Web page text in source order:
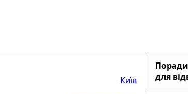
Київ
для